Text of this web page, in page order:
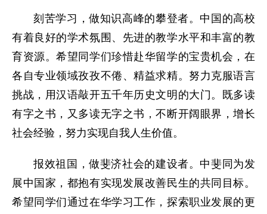
刻苦学习，做知识高峰的攀登者。中国的高校
有着良好的学术氛围、先进的教学水平和丰富的教
育资源。希望同学们珍惜赴华留学的宝贵机会，在
各自专业领域孜孜不倦、精益求精。努力克服语言
挑战，用汉语敲开五千年历史文明的大门。既多读
有字之书，又多读无字之书，不断开阔眼界，增长
社会经验，努力实现自我人生价值。
报效祖国，做斐济社会的建设者。中斐同为发
展中国家，都抱有实现发展改善民生的共同目标。
希望同学们通过在华学习工作，探索职业发展的更